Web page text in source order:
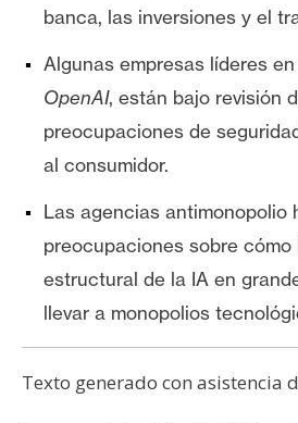
banca, las inversiones y el
Algunas empresas líderes
OpenAI, están bajo revisión
preocupaciones de
al consumidor.
Las agencias antimonopolio
preocupaciones sobre
estructural de la IA en
llevar a monopolios
Texto generado con asistencia